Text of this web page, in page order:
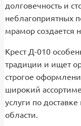
долговечность и
неблагоприятных
мрамор создается
Крест Д-010
традиции и ищет
строгое
широкий
услуги по
области.